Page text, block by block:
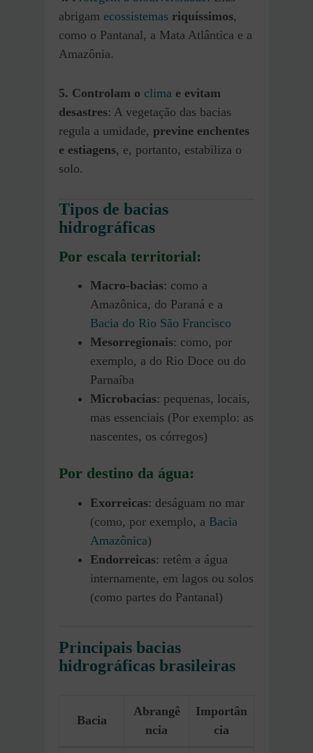
abrigam ecossistemas riquíssimos,
como o Pantanal, a Mata Atlântica e a
Amazônia.
5. Controlam o clima e evitam
desastres: A vegetação das bacias
regula a umidade, previne enchentes
e estiagens, e, portanto, estabiliza o
solo.
Tipos de bacias
hidrográficas
Por escala territorial:
Macro-bacias: como a
Amazônica, do Paraná e a
Bacia do Rio São Francisco
Mesorregionais: como, por
exemplo, a do Rio Doce ou do
Parnaíba
Microbacias: pequenas, locais,
mas essenciais (Por exemplo: as
nascentes, os córregos)
Por destino da água:
Exorreicas: deságuam no mar
(como, por exemplo, a Bacia
Amazônica)
Endorreicas: retêm a água
internamente, em lagos ou solos
(como partes do Pantanal)
Principais bacias
hidrográficas brasileiras
Bacia
Abrangê
ncia
Importân
cia